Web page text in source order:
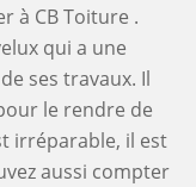
à CB Toiture .
qui a une
ses travaux. Il
le rendre de
irréparable, il est
aussi compter